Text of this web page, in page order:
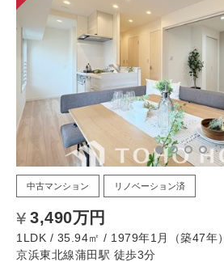
中古マンション リノベーション済
3,490万円
1LDK / 35.94㎡ / 1979年1月（築47年）
京浜東北線蒲田駅 徒歩3分